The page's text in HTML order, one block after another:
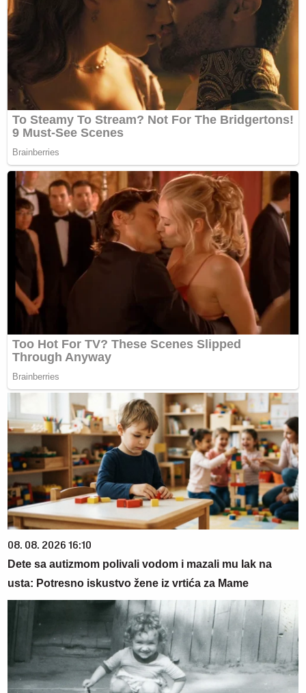
08. 08. 2026 16:10
Dete sa autizmom polivali vodom i mazali mu lak na
usta: Potresno iskustvo žene iz vrtića za Mame